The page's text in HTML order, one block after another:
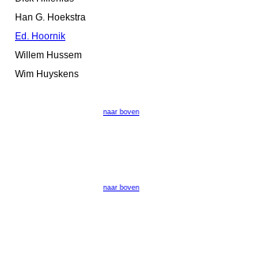
Han G. Hoekstra
Ed. Hoornik
Willem Hussem
Wim Huyskens
naar boven
naar boven